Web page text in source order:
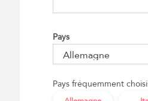
Pays
Pays fréquemment